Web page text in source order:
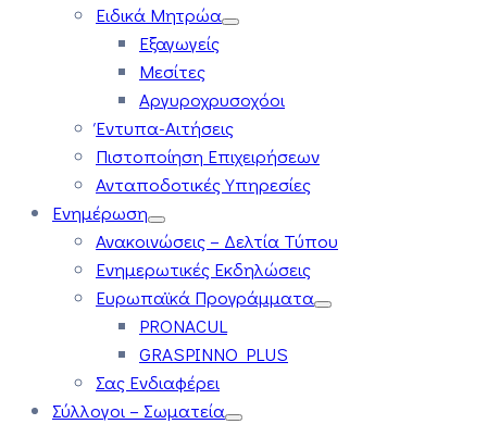
Ειδικά Μητρώα
Εξαγωγείς
Μεσίτες
Αργυροχρυσοχόοι
Έντυπα-Αιτήσεις
Πιστοποίηση Επιχειρήσεων
Ανταποδοτικές Υπηρεσίες
Ενημέρωση
Ανακοινώσεις – Δελτία Τύπου
Ενημερωτικές Εκδηλώσεις
Ευρωπαϊκά Προγράμματα
PRONACUL
GRASPINNO PLUS
Σας Ενδιαφέρει
Σύλλογοι – Σωματεία